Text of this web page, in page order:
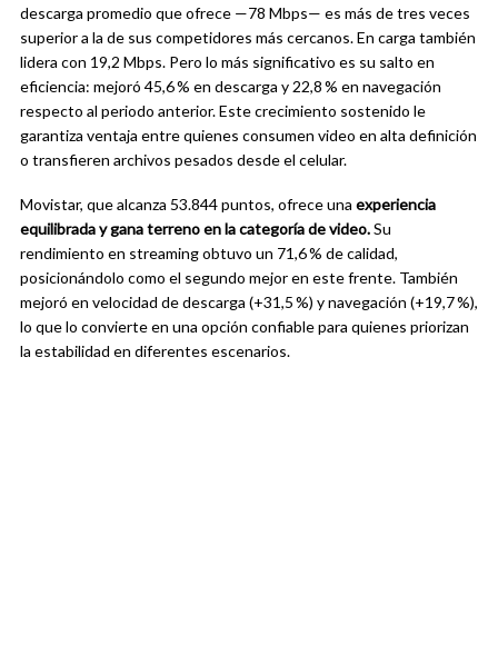
descarga promedio que ofrece —78 Mbps— es más de tres veces
superior a la de sus competidores más cercanos. En carga también
lidera con 19,2 Mbps. Pero lo más significativo es su salto en
eficiencia: mejoró 45,6 % en descarga y 22,8 % en navegación
respecto al periodo anterior. Este crecimiento sostenido le
garantiza ventaja entre quienes consumen video en alta definición
o transfieren archivos pesados desde el celular.
Movistar, que alcanza 53.844 puntos, ofrece una experiencia
equilibrada y gana terreno en la categoría de video.Su
rendimiento en streaming obtuvo un 71,6 % de calidad,
posicionándolo como el segundo mejor en este frente. También
mejoró en velocidad de descarga (+31,5 %) y navegación (+19,7 %),
lo que lo convierte en una opción confiable para quienes priorizan
la estabilidad en diferentes escenarios.